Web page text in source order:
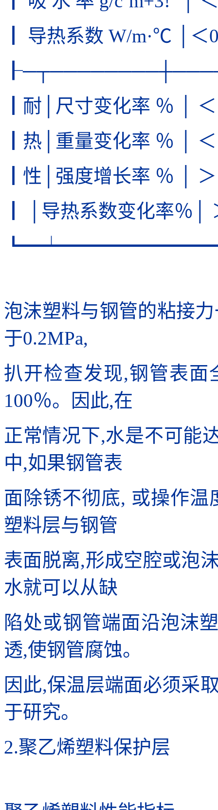
┃ 导热系数 W/m·℃ │＜
┃耐│尺寸变化率 ％ │
┃热│重量变化率 ％ │
┃性│强度增长率 ％ │
┃ │导热系数变化率％│
泡沫塑料与钢管的粘接
于0.2MPa,
扒开检查发现,钢管表面
100％。因此,在
正常情况下,水是不可能
中,如果钢管表
面除锈不彻底, 或操作
塑料层与钢管
表面脱离,形成空腔或泡
水就可以从缺
陷处或钢管端面沿泡沫
透,使钢管腐蚀。
因此,保温层端面必须采
于研究。
2.聚乙烯塑料保护层